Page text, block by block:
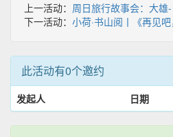
上一活动： 周日旅行故事会：大雄
下一活动： 小荷·书山阅丨《再见
此活动有0个邀约
发起人 日期